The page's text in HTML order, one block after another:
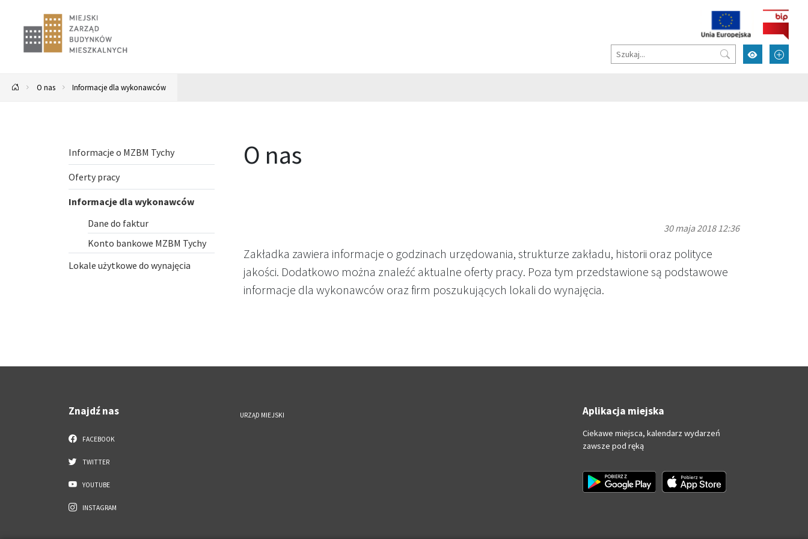
O nas Informacje dla wykonawców
Informacje o MZBM Tychy
Oferty pracy
Informacje dla wykonawców
Dane do faktur
Konto bankowe MZBM Tychy
Lokale użytkowe do wynajęcia
O nas
30 maja 2018 12:36
Zakładka zawiera informacje o godzinach urzędowania, strukturze zakładu, historii oraz polityce
jakości. Dodatkowo można znaleźć aktualne oferty pracy. Poza tym przedstawione są podstawowe
informacje dla wykonawców oraz firm poszukujących lokali do wynajęcia.
Znajdź nas
FACEBOOK
TWITTER
YOUTUBE
INSTAGRAM
URZĄD MIEJSKI Aplikacja miejska
Ciekawe miejsca, kalendarz wydarzeń
zawsze pod ręką